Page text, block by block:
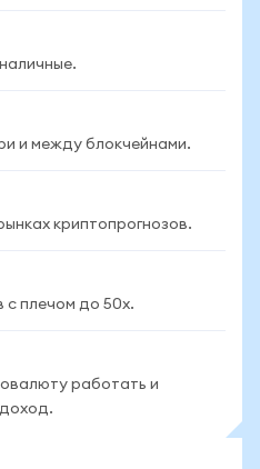
и между блокчейнами.
криптопрогнозов.
с плечом до 50x.
работать и